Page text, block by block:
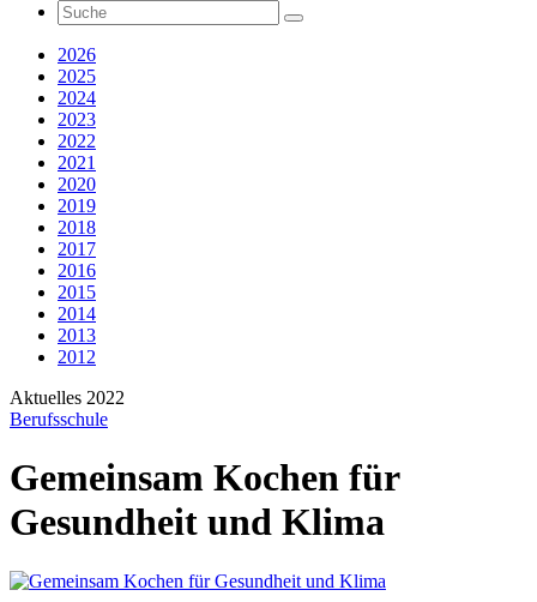
2026
2025
2024
2023
2022
2021
2020
2019
2018
2017
2016
2015
2014
2013
2012
Aktuelles 2022
Berufsschule
Gemeinsam Kochen für
Gesundheit und Klima